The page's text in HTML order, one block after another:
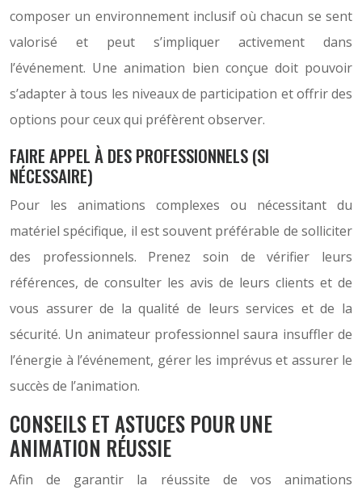
composer un environnement inclusif où chacun se sent
valorisé et peut s’impliquer activement dans
l’événement. Une animation bien conçue doit pouvoir
s’adapter à tous les niveaux de participation et offrir des
options pour ceux qui préfèrent observer.
FAIRE APPEL À DES PROFESSIONNELS (SI
NÉCESSAIRE)
Pour les animations complexes ou nécessitant du
matériel spécifique, il est souvent préférable de solliciter
des professionnels. Prenez soin de vérifier leurs
références, de consulter les avis de leurs clients et de
vous assurer de la qualité de leurs services et de la
sécurité. Un animateur professionnel saura insuffler de
l’énergie à l’événement, gérer les imprévus et assurer le
succès de l’animation.
CONSEILS ET ASTUCES POUR UNE
ANIMATION RÉUSSIE
Afin de garantir la réussite de vos animations